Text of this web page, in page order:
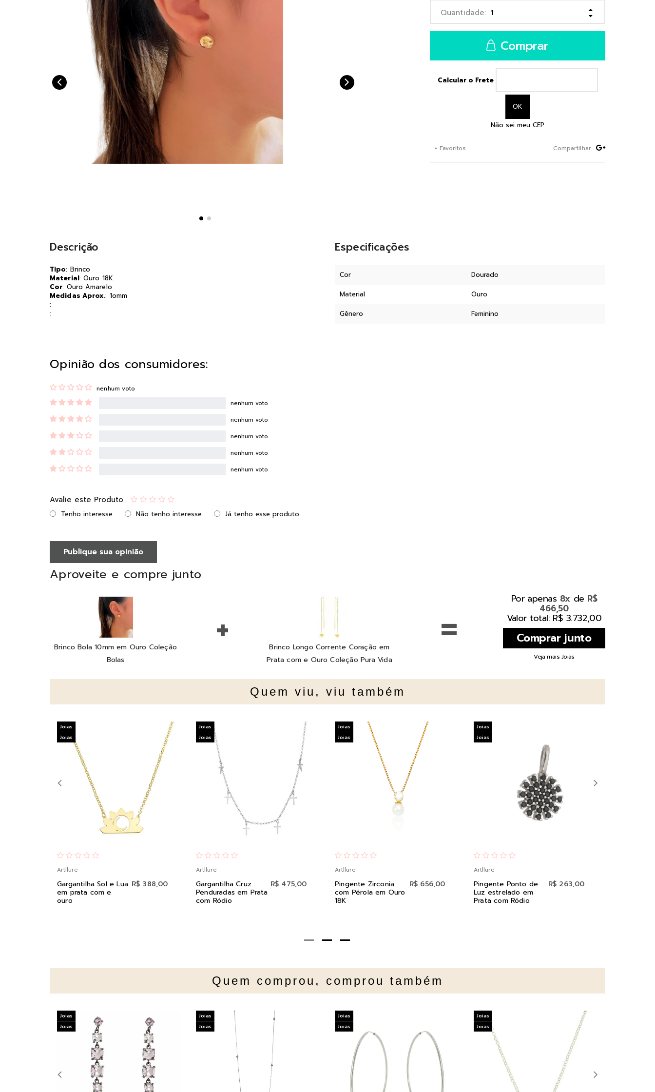
Comprar
Calcular o Frete
Não sei meu CEP
+ Favoritos Compartilhar
Descrição
Tipo: Brinco
Material: Ouro 18K
Cor: Ouro Amarelo
Medidas Aprox.: 1omm
:
:
Especificações
Cor Dourado
Material Ouro
Gênero Feminino
Opinião dos consumidores:
nenhum voto
nenhum voto
nenhum voto
nenhum voto
nenhum voto
nenhum voto
Avalie este Produto
Tenho interesse Não tenho interesse Já tenho esse produto
Publique sua opinião
Aproveite e compre junto
Brinco Bola 10mm em Ouro Coleção
Bolas
+
Brinco Longo Corrente Coração em
Prata com e Ouro Coleção Pura Vida
=
Por apenas 8x de R$
466,50
Valor total: R$ 3.732,00
Veja mais Joias
Quem viu, viu também
Artllure
Gargantilha Sol e Lua
em prata com e
ouro
R$ 388,00
Joias
Joias
Artllure
Gargantilha Cruz
Penduradas em Prata
com Ródio
R$ 475,00
Joias
Joias
Artllure
Pingente Zirconia
com Pérola em Ouro
18K
R$ 656,00
Joias
Joias
Artllure
Pingente Ponto de
Luz estrelado em
Prata com Ródio
R$ 263,00
Joias
Joias
Quem comprou, comprou também
Joias
Joias
Joias
Joias
Joias
Joias
Joias
Joias